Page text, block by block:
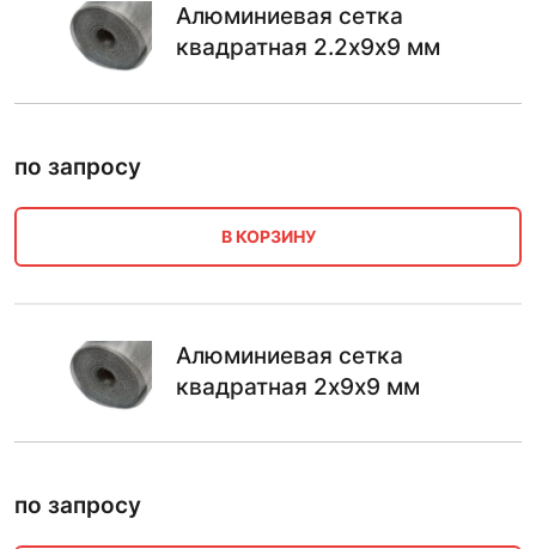
Алюминиевая сетка
квадратная 2.2х9х9 мм
по запросу
В КОРЗИНУ
Алюминиевая сетка
квадратная 2х9х9 мм
по запросу